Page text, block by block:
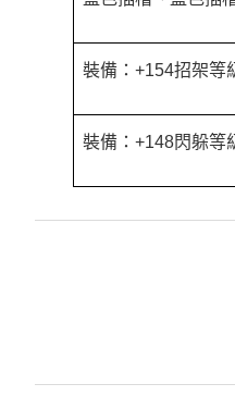
裝備：+154招架等
裝備：+148閃躲等